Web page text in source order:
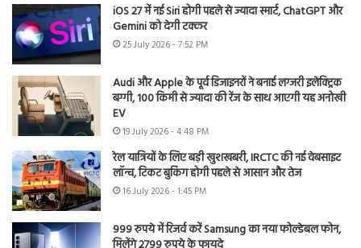
iOS 27 में नई Siri होगी पहले से ज्यादा स्मार्ट, ChatGPT और
Gemini को देगी टक्कर
25 July 2026 - 7:52 PM
Audi और Apple के पूर्व डिजाइनरों ने बनाई लग्जरी इलेक्ट्रिक
बग्गी, 100 किमी से ज्यादा की रेंज के साथ आएगी यह अनोखी
EV
19 July 2026 - 4:48 PM
रेल यात्रियों के लिए बड़ी खुशखबरी, IRCTC की नई वेबसाइट
लॉन्च, टिकट बुकिंग होगी पहले से आसान और तेज
16 July 2026 - 1:45 PM
999 रुपये में रिजर्व करें Samsung का नया फोल्डेबल फोन,